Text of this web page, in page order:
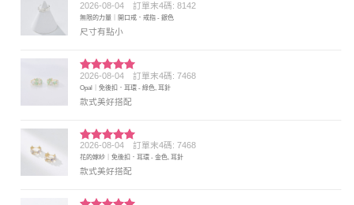
評分4
滿分 5
2026-08-04 訂單末4碼: 8142
無限的力量｜開口戒．戒指 - 銀色
尺寸有點小
評分5 滿
分 5
2026-08-04 訂單末4碼: 7468
Opal｜免後扣．耳環 - 綠色, 耳針
款式美好搭配
評分5 滿
分 5
2026-08-04 訂單末4碼: 7468
花的嫁紗｜免後扣．耳環 - 金色, 耳針
款式美好搭配